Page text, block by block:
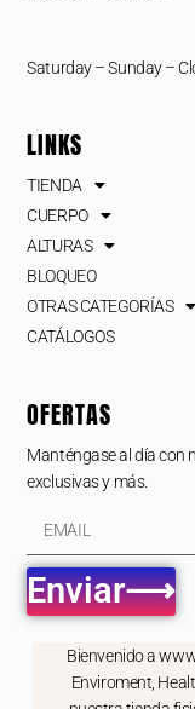
Saturday – Sunday –
LINKS
TIENDA
CUERPO
ALTURAS
BLOQUEO
OTRAS CATEGORÍAS
CATÁLOGOS
OFERTAS
Manténgase al día con
exclusivas y más.
Enviar⟶
Bienvenido a
Enviroment,